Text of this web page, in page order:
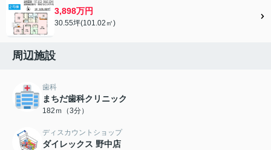
3,898万円
30.55坪(101.02㎡)
周辺施設
歯科
まちだ歯科クリニック
182ｍ（3分）
ディスカウントショップ
ダイレックス 野中店